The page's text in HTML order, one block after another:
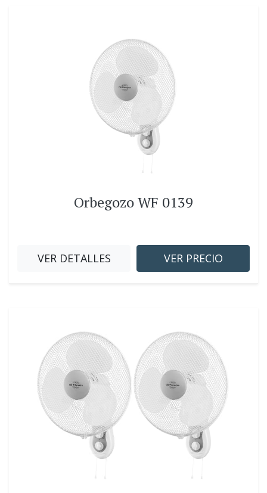
Orbegozo WF 0139
VER DETALLES VER PRECIO